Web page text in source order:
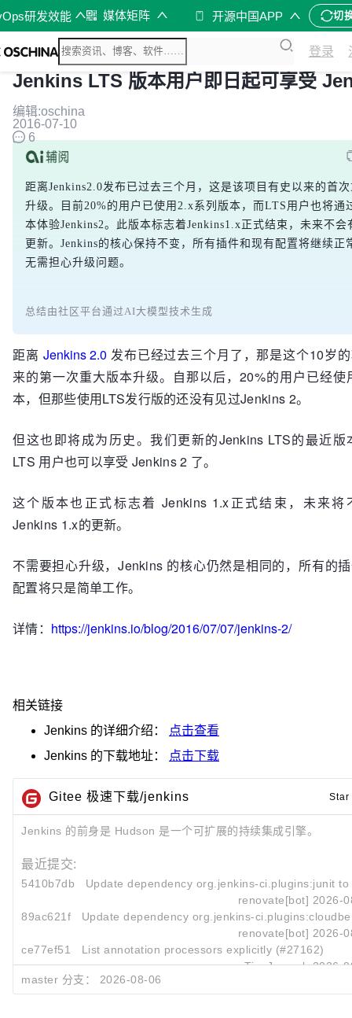
研发效能 媒体矩阵 开源中国APP 切
登录
Jenkins LTS 版本用户即日起可享受
编辑:oschina
2016-07-10
6
距离Jenkins2.0发布已过去三个月，这是该项目有史以来的首
升级。目前20%的用户已使用2.x系列版本，而LTS用户也将通
本体验Jenkins2。此版本标志着Jenkins1.x正式结束，未来不会
更新。Jenkins的核心保持不变，所有插件和现有配置将继续正
无需担心升级问题。
总结由社区平台通过AI大模型技术生成
距离 Jenkins 2.0 发布已经过去三个月了，那是这个10岁
来的第一次重大版本升级。自那以后，20%的用户已经使
本， 但那些使用LTS发行版的还没有见过Jenkins 2。
但这也即将成为历史。我们更新的Jenkins LTS的最近版
LTS 用户也可以享受 Jenkins 2 了。
这个版本也正式标志着 Jenkins 1.x正式结束，未来将
Jenkins 1.x的更新。
不需要担心升级，Jenkins 的核心仍然是相同的，所有的
配置将只是简单工作。
详情： https://jenkins.io/blog/2016/07/07/jenkins-2/
相关链接
Jenkins 的详细介绍：
点击查看
Jenkins 的下载地址： 点击下载
Gitee 极速下载/jenkins Star
Jenkins 的前身是 Hudson 是一个可扩展的持续集成引擎。
最近提交:
5410b7db
Update dependency org.jenkins-ci.plugins:junit
renovate[bot] 2026-
89ac621f
Update dependency org.jenkins-
renovate[bot] 2026-
ce77ef51
List annotation processors explicitly (#27162)
Tim Jacomb 2026-
master 分支：
2026-08-06